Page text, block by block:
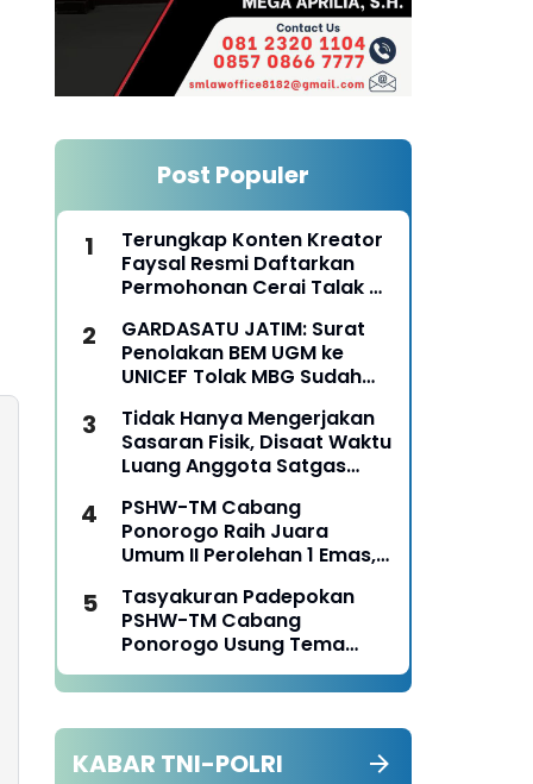
Post Populer
Terungkap Konten Kreator
Faysal Resmi Daftarkan
Permohonan Cerai Talak Di
Ponorogo
GARDASATU JATIM: Surat
Penolakan BEM UGM ke
UNICEF Tolak MBG Sudah
Tidak Hanya Mengerjakan
Sasaran Fisik, Disaat Waktu
Luang Anggota Satgas
Tangan Bantu Warga
Panen Jagung
PSHW-TM Cabang
Ponorogo Raih Juara
Umum II Perolehan 1 Emas,
pada Kejurkab IPSI
Ponorogo Tahun 2026
Tasyakuran Padepokan
PSHW-TM Cabang
Ponorogo Usung Tema
Bersatu dalam
Persaudaraan, Berkarya
Tanggungjawab
KABAR TNI-POLRI